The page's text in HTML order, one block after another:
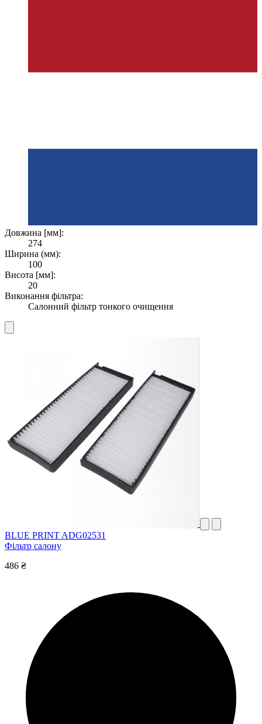
Довжина [мм]:
274
Ширина (мм):
100
Висота [мм]:
20
Виконання фільтра:
Салонний фільтр тонкого очищення
BLUE PRINT ADG02531
Фільтр салону
486 ₴